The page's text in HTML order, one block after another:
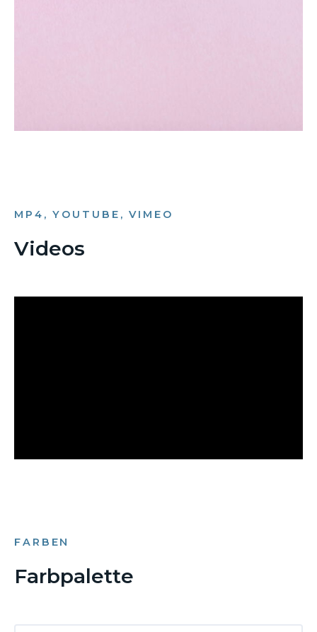
MP4, YOUTUBE, VIMEO
Videos
FARBEN
Farbpalette